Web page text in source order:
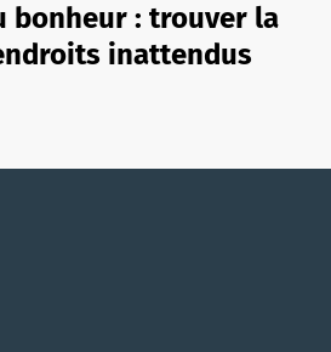
bonheur : trouver la
inattendus